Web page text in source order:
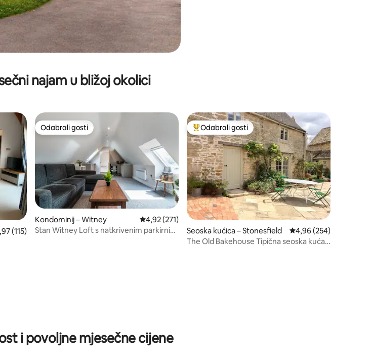
najam u bližoj okolici
„Odabrali gosti”
ocjena: 4,97/5, recenzija: 115
(115)
Odabrali gosti
Odabrali gosti
Kondominij – Witney Prosječna ocjena: 4,92/5, recenzija: 271
4,92 (271)
Stan Witney Loft s natkrivenim parkirnim
Među najviše rangiranima s oznakom „Odabrali gosti”
Odabrali gosti
Seoska kućica – Stonesfield Prosječna ocjena:
4,96 (254)
The Old Bakehouse Tipična seoska kuća
i povoljne mjesečne cijene